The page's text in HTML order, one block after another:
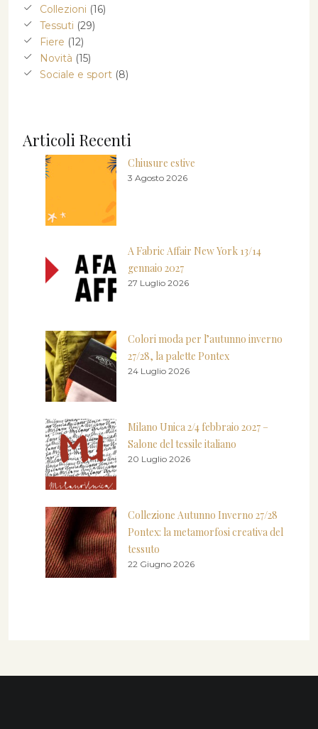
Collezioni (16)
Tessuti (29)
Fiere (12)
Novità (15)
Sociale e sport (8)
Articoli Recenti
Chiusure estive
3 Agosto 2026
A Fabric Affair New York 13/14
gennaio 2027
27 Luglio 2026
Colori moda per l’autunno inverno
27/28, la palette Pontex
24 Luglio 2026
Milano Unica 2/4 febbraio 2027 –
Salone del tessile italiano
20 Luglio 2026
Collezione Autunno Inverno 27/28
Pontex: la metamorfosi creativa del
tessuto
22 Giugno 2026